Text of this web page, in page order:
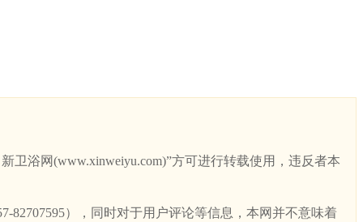
浴网(www.xinweiyu.com)”方可进行转载使用，违反者本
82707595），同时对于用户评论等信息，本网并不意味着